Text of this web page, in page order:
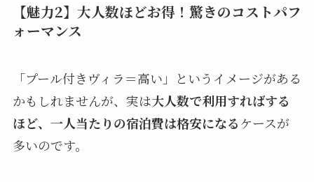
【魅力2】大人数ほどお得！驚きのコストパフ
ォーマンス
「プール付きヴィラ＝高い」というイメージがある
かもしれませんが、実は大人数で利用すればする
ほど、一人当たりの宿泊費は格安になるケースが
多いのです。